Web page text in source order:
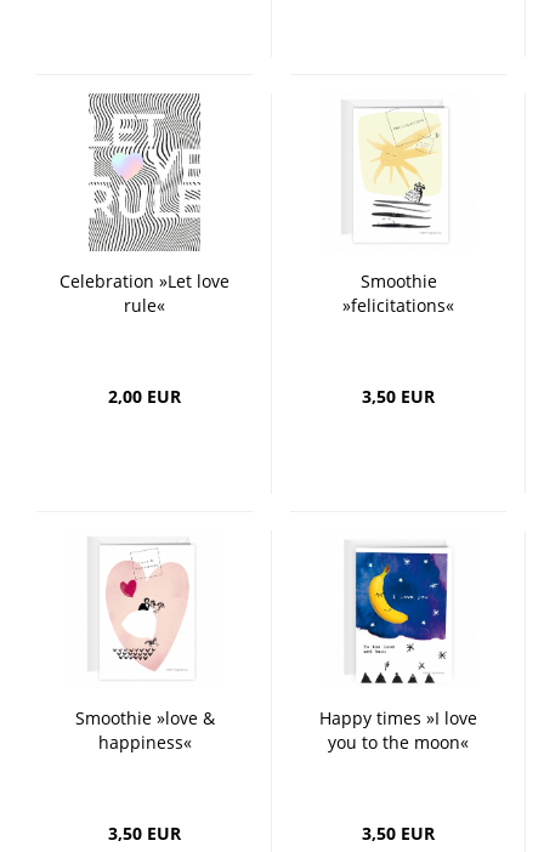
Celebration »Let love
rule«
2,00 EUR
Smoothie
»felicitations«
3,50 EUR
Smoothie »love &
happiness«
3,50 EUR
Happy times »I love
you to the moon«
3,50 EUR